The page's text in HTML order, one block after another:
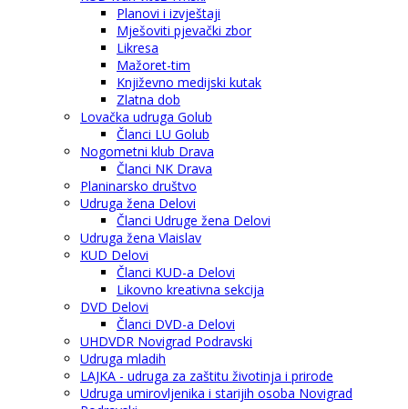
Planovi i izvještaji
Mješoviti pjevački zbor
Likresa
Mažoret-tim
Književno medijski kutak
Zlatna dob
Lovačka udruga Golub
Članci LU Golub
Nogometni klub Drava
Članci NK Drava
Planinarsko društvo
Udruga žena Delovi
Članci Udruge žena Delovi
Udruga žena Vlaislav
KUD Delovi
Članci KUD-a Delovi
Likovno kreativna sekcija
DVD Delovi
Članci DVD-a Delovi
UHDVDR Novigrad Podravski
Udruga mladih
LAJKA - udruga za zaštitu životinja i prirode
Udruga umirovljenika i starijih osoba Novigrad